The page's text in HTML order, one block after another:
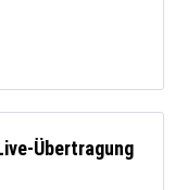
Übertragung